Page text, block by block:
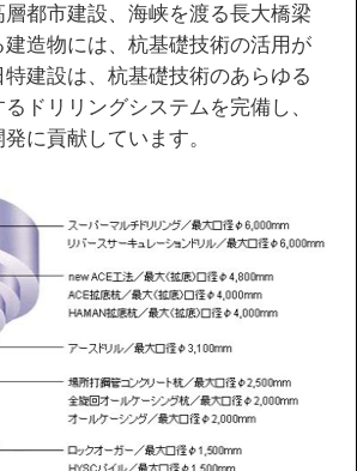
都市建設、海峡を渡る長大橋梁
造物には、杭基礎技術の活用が
建設は、杭基礎技術のあらゆる
ドリリングシステムを完備し、
に貢献しています。